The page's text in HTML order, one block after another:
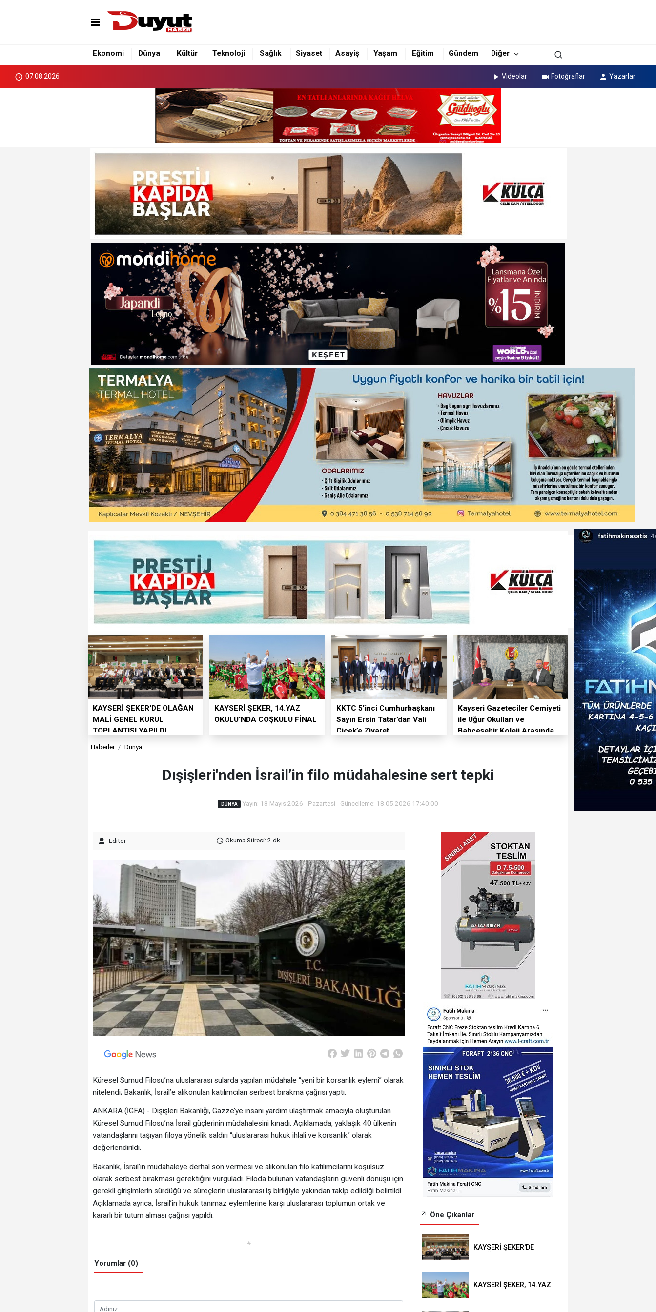
Ekonomi Dünya Kültür Teknoloji Sağlık Siyaset Asayiş Yaşam Eğitim Gündem Diğer
07.08.2026 Videolar Fotoğraflar Yazarlar
KAYSERİ ŞEKER'DE OLAĞAN
MALİ GENEL KURUL
TOPLANTISI YAPILDI
KAYSERİ ŞEKER, 14.YAZ
OKULU'NDA COŞKULU FİNAL
KKTC 5’inci Cumhurbaşkanı
Sayın Ersin Tatar’dan Vali
Çiçek’e Ziyaret
Kayseri Gazeteciler Cemiyeti
ile Uğur Okulları ve
Bahçeşehir Koleji Arasında
Haberler Dünya
Dışişleri'nden İsrail’in filo müdahalesine sert tepki
DÜNYA Yayın: 18 Mayıs 2026 - Pazartesi - Güncelleme: 18.05.2026 17:40:00
Editör - Okuma Süresi: 2 dk.
Küresel Sumud Filosu’na uluslararası sularda yapılan müdahale “yeni bir korsanlık eylemi” olarak
nitelendi; Bakanlık, İsrail’e alıkonulan katılımcıları serbest bırakma çağrısı yaptı.
ANKARA (İGFA) - Dışişleri Bakanlığı, Gazze’ye insani yardım ulaştırmak amacıyla oluşturulan
Küresel Sumud Filosu’na İsrail güçlerinin müdahalesini kınadı. Açıklamada, yaklaşık 40 ülkenin
vatandaşlarını taşıyan filoya yönelik saldırı “uluslararası hukuk ihlali ve korsanlık” olarak
değerlendirildi.
Bakanlık, İsrail’in müdahaleye derhal son vermesi ve alıkonulan filo katılımcılarını koşulsuz
olarak serbest bırakması gerektiğini vurguladı. Filoda bulunan vatandaşların güvenli dönüşü için
gerekli girişimlerin sürdüğü ve süreçlerin uluslararası iş birliğiyle yakından takip edildiği belirtildi.
Açıklamada ayrıca, İsrail’in hukuk tanımaz eylemlerine karşı uluslararası toplumun ortak ve
kararlı bir tutum alması çağrısı yapıldı.
#
Yorumlar (0)
Öne Çıkanlar
KAYSERİ ŞEKER'DE
KURUL TOPLANTISI
KAYSERİ ŞEKER, 14.YAZ
FİNAL